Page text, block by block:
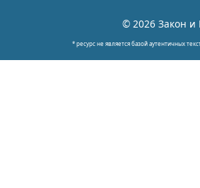
© 2026 Закон и
* ресурс не является базой аутентичных